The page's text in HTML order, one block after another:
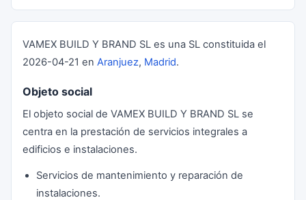
VAMEX BUILD Y BRAND SL es una SL constituida el
2026-04-21 en Aranjuez, Madrid.
Objeto social
El objeto social de VAMEX BUILD Y BRAND SL se
centra en la prestación de servicios integrales a
edificios e instalaciones.
Servicios de mantenimiento y reparación de
instalaciones.